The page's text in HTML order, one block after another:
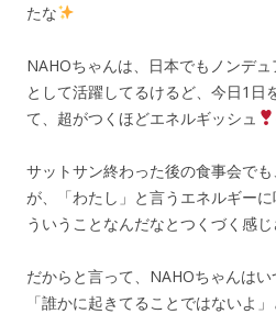
たな
NAHOちゃんは、日本でもノンデ
として活躍してるけるど、今日1日
て、超がつくほどエネルギッシュ
サットサン終わった後の食事会で
が、「わたし」と言うエネルギー
ういうことなんだなとつくづく感
だからと言って、NAHOちゃんはい
「誰かに起きてることではないよ」